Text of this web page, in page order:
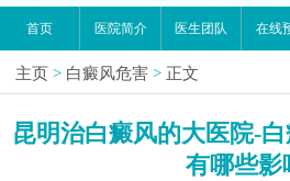
首页 医院简介 医生团队 在线
主页 > 白癜风危害 > 正文
昆明治白癜风的大医院-
有哪些影